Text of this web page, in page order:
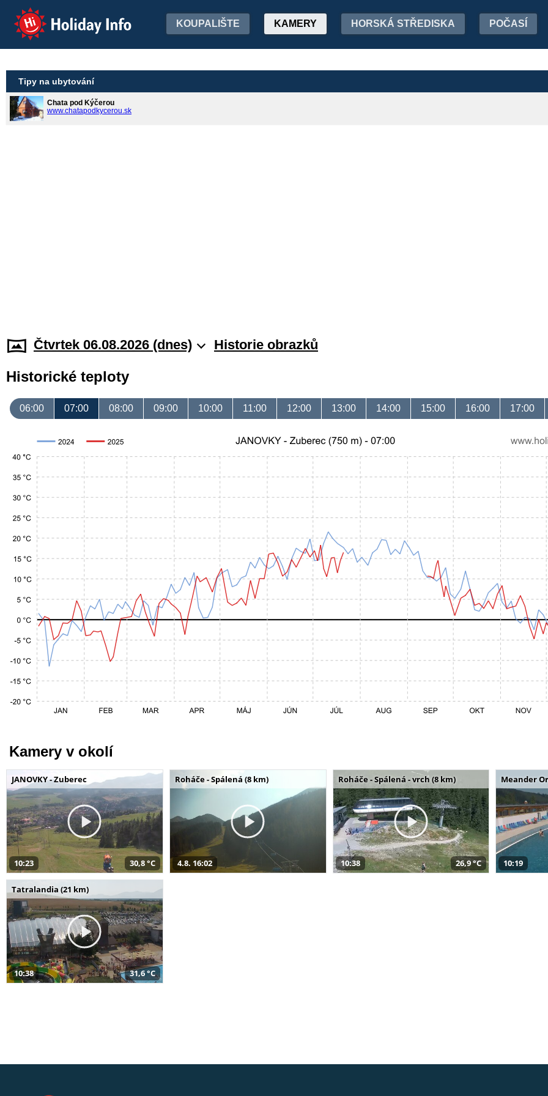
Holiday Info KOUPALIŠTE KAMERY HORSKÁ STŘEDISKA POČASÍ
Tipy na ubytování
Chata pod Kýčerou
www.chatapodkycerou.sk
Čtvrtek 06.08.2026 (dnes) Historie obrazků
Historické teploty
06:00 07:00 08:00 09:00 10:00 11:00 12:00 13:00 14:00 15:00 16:00 17:00
Kamery v okolí
JANOVKY - Zuberec
10:23 30,8 °C
Roháče - Spálená (8 km)
4.8. 16:02
Roháče - Spálená - vrch (8 km)
10:38 26,9 °C
Meander
10:19
Tatralandia (21 km)
10:38 31,6 °C